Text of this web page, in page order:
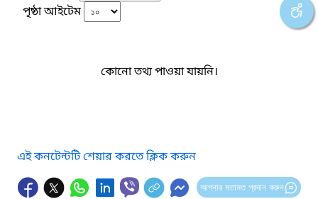
পৃষ্ঠা আইটেম
কোনো তথ্য পাওয়া যায়নি।
এই কনটেন্টটি শেয়ার করতে ক্লিক করুন
আপনার মতামত প্রদান করুন